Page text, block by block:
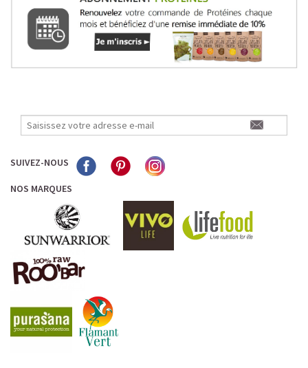
SUIVEZ-NOUS
NOS MARQUES